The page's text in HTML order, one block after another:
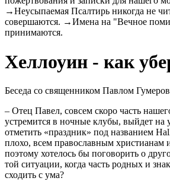
→Неусыпаемая Псалтирь никогда не
совершаются. →Имена на "Вечное
принимаются.
Хеллоуин - как
Беседа со священником Павлом
– Отец Павел, совсем скоро часть
устремится в ночные клубы, выйдет на
отметить «праздник» под названием
плохо, всем православным христианам
поэтому хотелось бы поговорить о
той ситуации, когда часть родных и
сходить с ума?